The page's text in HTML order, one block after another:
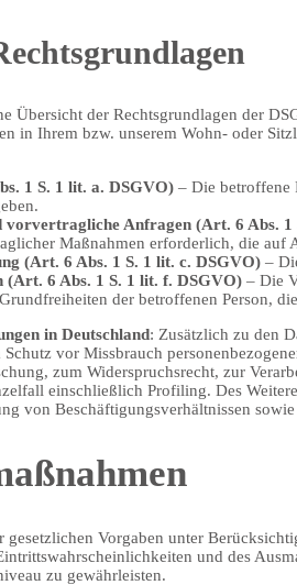
Übersicht der Rechtsgrundlagen der
in Ihrem bzw. unserem Wohn- oder
1 S. 1 lit. a. DSGVO) – Die betroffene
Anfragen (Art. 6 Abs. 1
Maßnahmen erforderlich, die auf
(Art. 6 Abs. 1 S. 1 lit. c. DSGVO) –
(Art. 6 Abs. 1 S. 1 lit. f. DSGVO) – Die
der betroffenen Person,
in Deutschland: Zusätzlich zu den
Schutz vor Missbrauch
zum Widerspruchsrecht, zur
einschließlich Profiling. Des
von Beschäftigungsverhältnissen
Vorgaben unter
und des
zu gewährleisten.